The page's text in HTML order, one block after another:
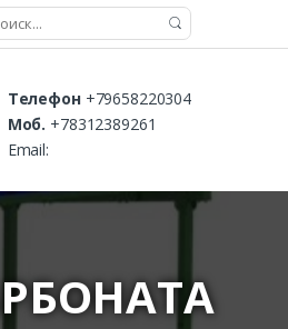
Телефон +79658220304
Моб. +78312389261
Email: